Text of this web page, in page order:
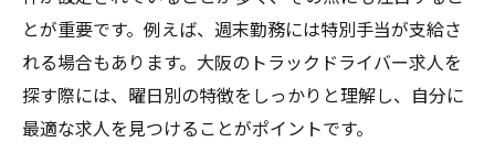
とが重要です。例えば、週末勤務には特別手当が支給さ
れる場合もあります。大阪のトラックドライバー求人を
探す際には、曜日別の特徴をしっかりと理解し、自分に
最適な求人を見つけることがポイントです。